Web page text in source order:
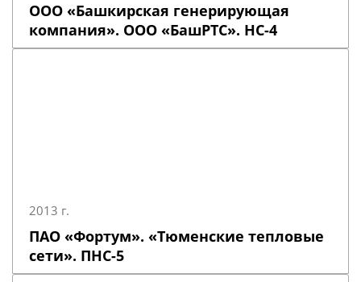
ООО «Башкирская генерирующая
компания». ООО «БашРТС». НС-4
2013 г.
ПАО «Фортум». «Тюменские тепловые
сети». ПНС-5